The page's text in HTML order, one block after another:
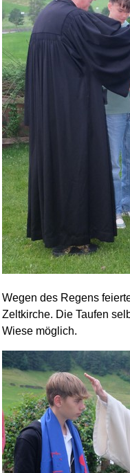
Wegen des Regens
Zeltkirche. Die Taufen
Wiese möglich.